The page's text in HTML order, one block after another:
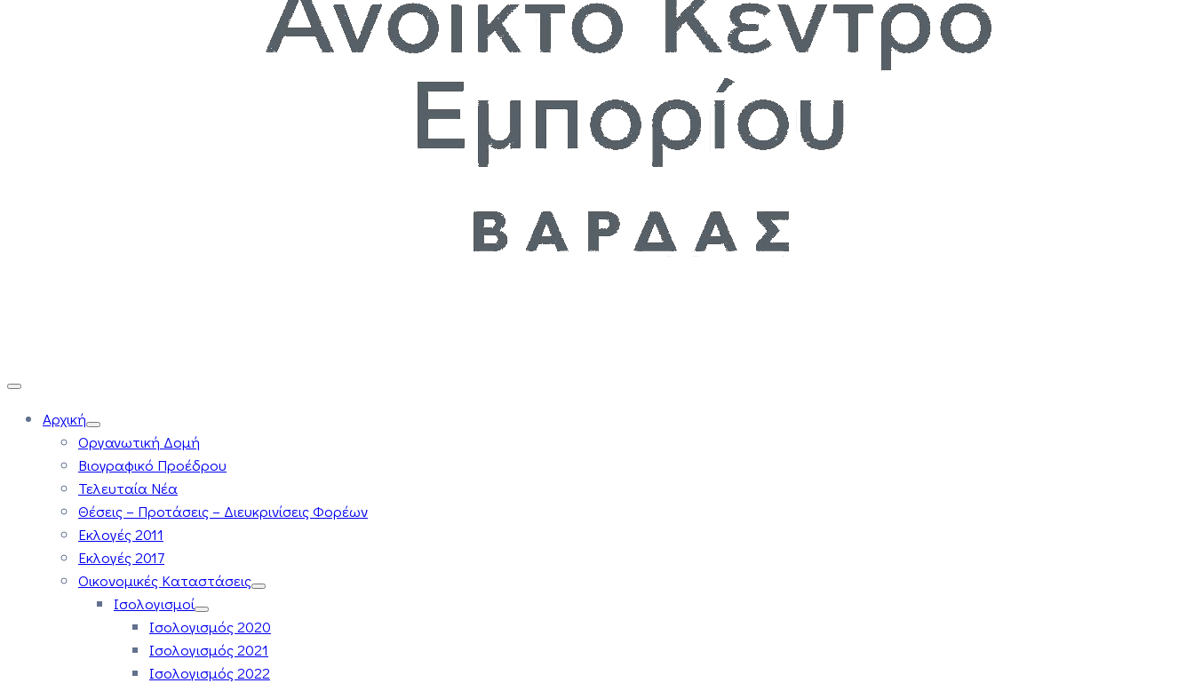
Αρχική
Οργανωτική Δομή
Βιογραφικό Προέδρου
Τελευταία Νέα
Θέσεις – Προτάσεις – Διευκρινίσεις Φορέων
Εκλογές 2011
Εκλογές 2017
Οικονομικές Καταστάσεις
Ισολογισμοί
Ισολογισμός 2020
Ισολογισμός 2021
Ισολογισμός 2022